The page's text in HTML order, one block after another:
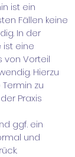
ist ein
Fällen keine
In der
eine
von Vorteil
Hierzu
zu
Praxis
ggf. ein
und